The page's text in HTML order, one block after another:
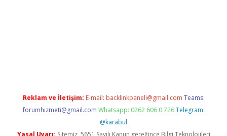
Reklam ve İletişim: E-mail: backlinkpaneli@gmail.com Teams:
forumhizmeti@gmail.com Whatsapp: 0262 606 0 726 Telegram:
@karabul
Yasal Uyarı: Sitemiz, 5651 Sayılı Kanun gereğince Bilgi Teknolojileri